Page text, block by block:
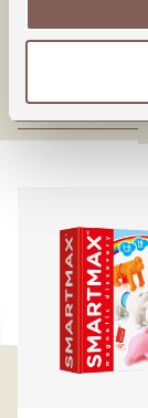
* Zakje voorop
* Taps